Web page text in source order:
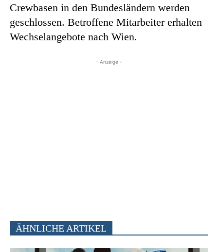
Crewbasen in den Bundesländern werden
geschlossen. Betroffene Mitarbeiter erhalten
Wechselangebote nach Wien.
- Anzeige -
ÄHNLICHE ARTIKEL